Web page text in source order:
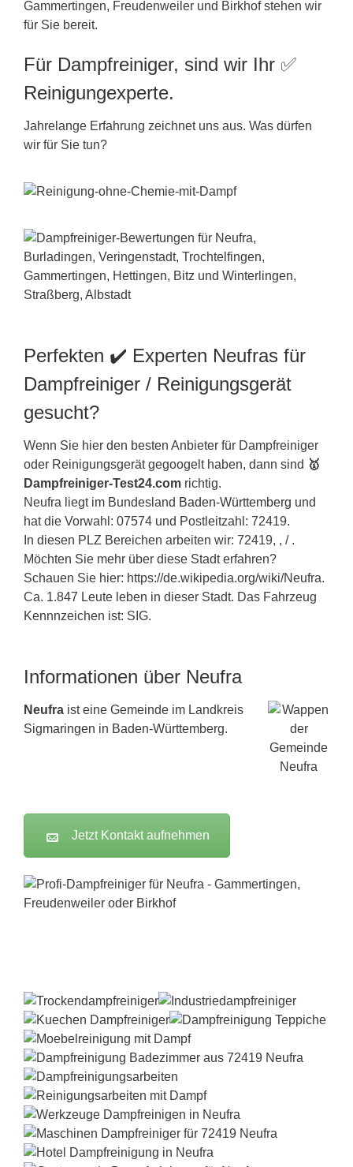
Gammertingen, Freudenweiler und Birkhof stehen wir
für Sie bereit.
Für Dampfreiniger, sind wir Ihr ✅
Reinigungexperte.
Jahrelange Erfahrung zeichnet uns aus. Was dürfen
wir für Sie tun?
Perfekten ✔️ Experten Neufras für
Dampfreiniger / Reinigungsgerät
gesucht?
Wenn Sie hier den besten Anbieter für Dampfreiniger
oder Reinigungsgerät gegoogelt haben, dann sind 🥇
Dampfreiniger-Test24.com richtig.
Neufra liegt im Bundesland Baden-Württemberg und
hat die Vorwahl: 07574 und Postleitzahl: 72419.
In diesen PLZ Bereichen arbeiten wir: 72419, , / .
Möchten Sie mehr über diese Stadt erfahren?
Schauen Sie hier: https://de.wikipedia.org/wiki/Neufra.
Ca. 1.847 Leute leben in dieser Stadt. Das Fahrzeug
Kennnzeichen ist: SIG.
Informationen über Neufra
Neufra ist eine Gemeinde im Landkreis
Sigmaringen in Baden-Württemberg.
Jetzt Kontakt aufnehmen